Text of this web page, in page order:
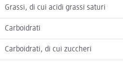
Grassi, di cui acidi grassi saturi
Carboidrati
Carboidrati, di cui zuccheri